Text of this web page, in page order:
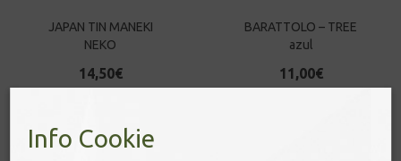
JAPAN TIN MANEKI
NEKO
14,50€
BARATTOLO – TREE
azul
11,00€
Info Cookie